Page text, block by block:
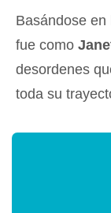
Basándose
fue como
desordenes
toda su